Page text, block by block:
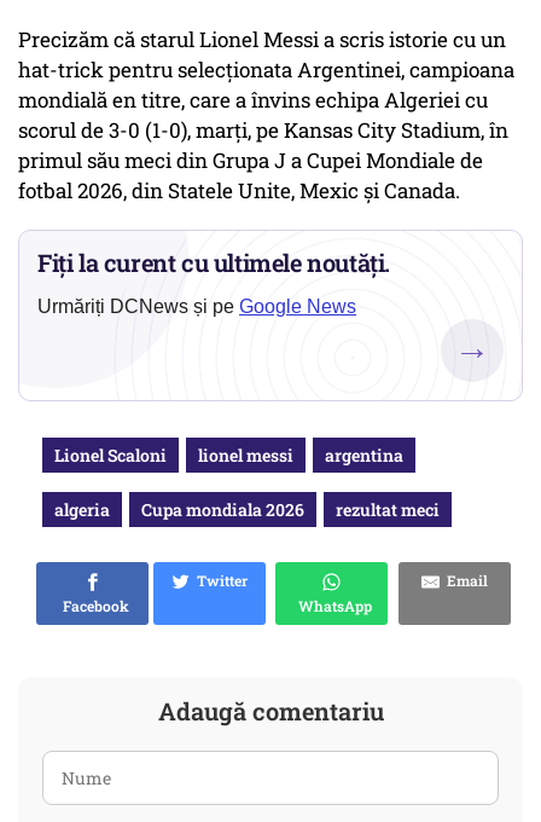
Precizăm că starul Lionel Messi a scris istorie cu un
hat-trick pentru selecţionata Argentinei, campioana
mondială en titre, care a învins echipa Algeriei cu
scorul de 3-0 (1-0), marţi, pe Kansas City Stadium, în
primul său meci din Grupa J a Cupei Mondiale de
fotbal 2026, din Statele Unite, Mexic şi Canada.
Fiți la curent cu ultimele noutăți.
Urmăriți DCNews și pe Google News
→
Lionel Scaloni lionel messi argentina
algeria Cupa mondiala 2026 rezultat meci
Facebook
Twitter
WhatsApp
Email
Adaugă comentariu